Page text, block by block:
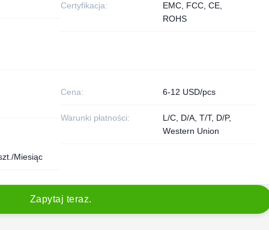
Certyfikacja:
EMC, FCC, CE,
ROHS
Cena: 6-12 USD/pcs
Warunki płatności:
L/C, D/A, T/T, D/P,
Western Union
Miesiąc
Zapytaj teraz.